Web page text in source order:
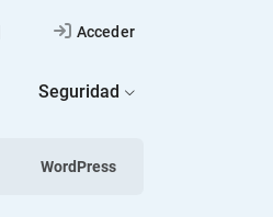
Acceder
Seguridad
WordPress